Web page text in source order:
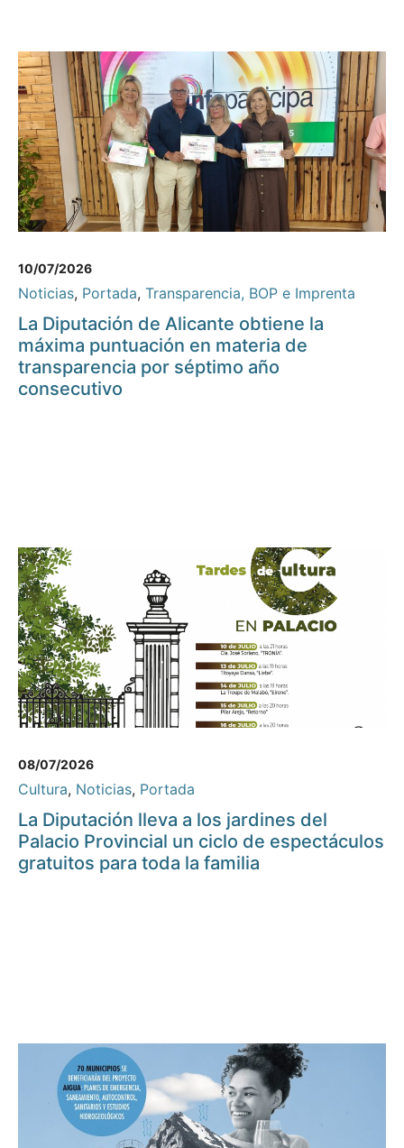
10/07/2026
Noticias, Portada, Transparencia, BOP e Imprenta
La Diputación de Alicante obtiene la
máxima puntuación en materia de
transparencia por séptimo año
consecutivo
08/07/2026
Cultura, Noticias, Portada
La Diputación lleva a los jardines del
Palacio Provincial un ciclo de espectáculos
gratuitos para toda la familia